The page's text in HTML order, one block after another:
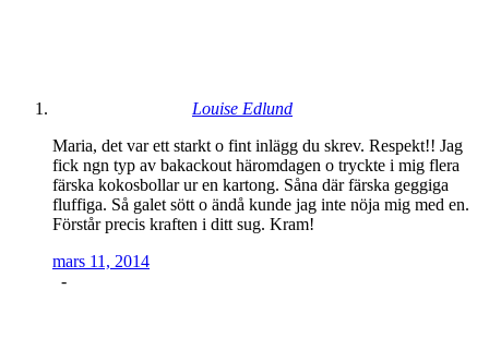
Louise Edlund
Maria, det var ett starkt o fint inlägg du skrev. Respekt!! Jag
fick ngn typ av bakackout häromdagen o tryckte i mig flera
färska kokosbollar ur en kartong. Såna där färska geggiga
fluffiga. Så galet sött o ändå kunde jag inte nöja mig med en.
Förstår precis kraften i ditt sug. Kram!
mars 11, 2014
-